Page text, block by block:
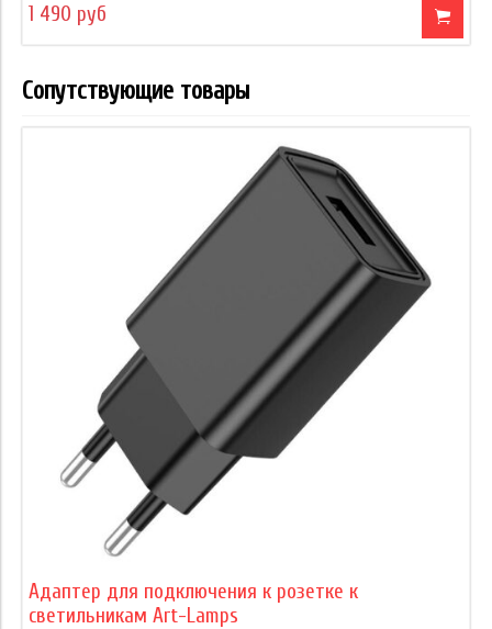
1 490 руб
Сопутствующие товары
Адаптер для подключения к розетке к
светильникам Art-Lamps